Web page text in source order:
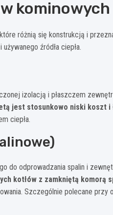
kominowych
różnią się konstrukcją i
źródła ciepła.
izolacją i płaszczem
jest stosunkowo niski koszt i
ciepła.
do odprowadzania spalin i
kotłów z zamkniętą komorą
Szczególnie polecane przy